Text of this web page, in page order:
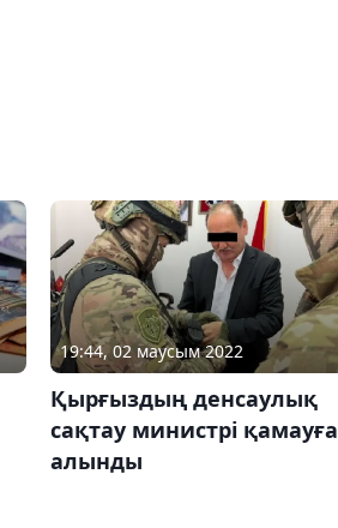
19:44, 02 маусым 2022
Қырғыздың денсаулық
сақтау министрі қамауға
алынды